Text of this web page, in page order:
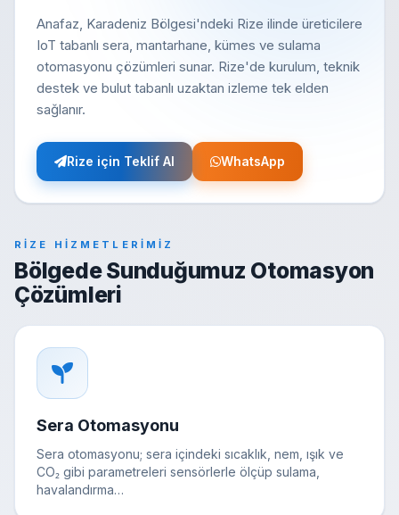
Anafaz, Karadeniz Bölgesi'ndeki Rize ilinde üreticilere
IoT tabanlı sera, mantarhane, kümes ve sulama
otomasyonu çözümleri sunar. Rize'de kurulum, teknik
destek ve bulut tabanlı uzaktan izleme tek elden
sağlanır.
Rize için Teklif Al WhatsApp
RIZE HIZMETLERIMIZ
Bölgede Sunduğumuz Otomasyon
Çözümleri
Sera Otomasyonu
Sera otomasyonu; sera içindeki sıcaklık, nem, ışık ve
CO₂ gibi parametreleri sensörlerle ölçüp sulama,
havalandırma…